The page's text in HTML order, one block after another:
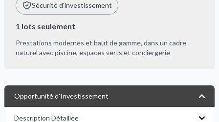
Sécurité d'investissement
1 lots seulement
Prestations modernes et haut de gamme, dans un cadre
naturel avec piscine, espaces verts et conciergerie
Opportunité d'Investissement
Description Détaillée